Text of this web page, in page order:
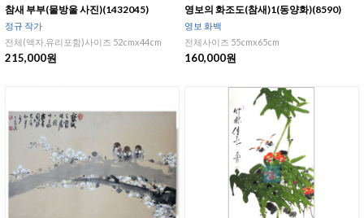
참새 부부(물방울 사진)(1432045)
정규 작가
전체(액자,유리포함)사이즈 52cmx44cm
215,000원
영보의 화조도(참새)1(동양화)(8590)
영보 화백
전체사이즈 55cmx65cm
160,000원